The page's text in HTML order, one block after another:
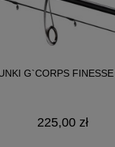
G`CORPS
225,00 zł